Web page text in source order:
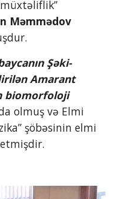
Məmmədov
Şəki-
Amarant
biomorfoloji
olmuş və Elmi
şöbəsinin elmi
etmişdir.